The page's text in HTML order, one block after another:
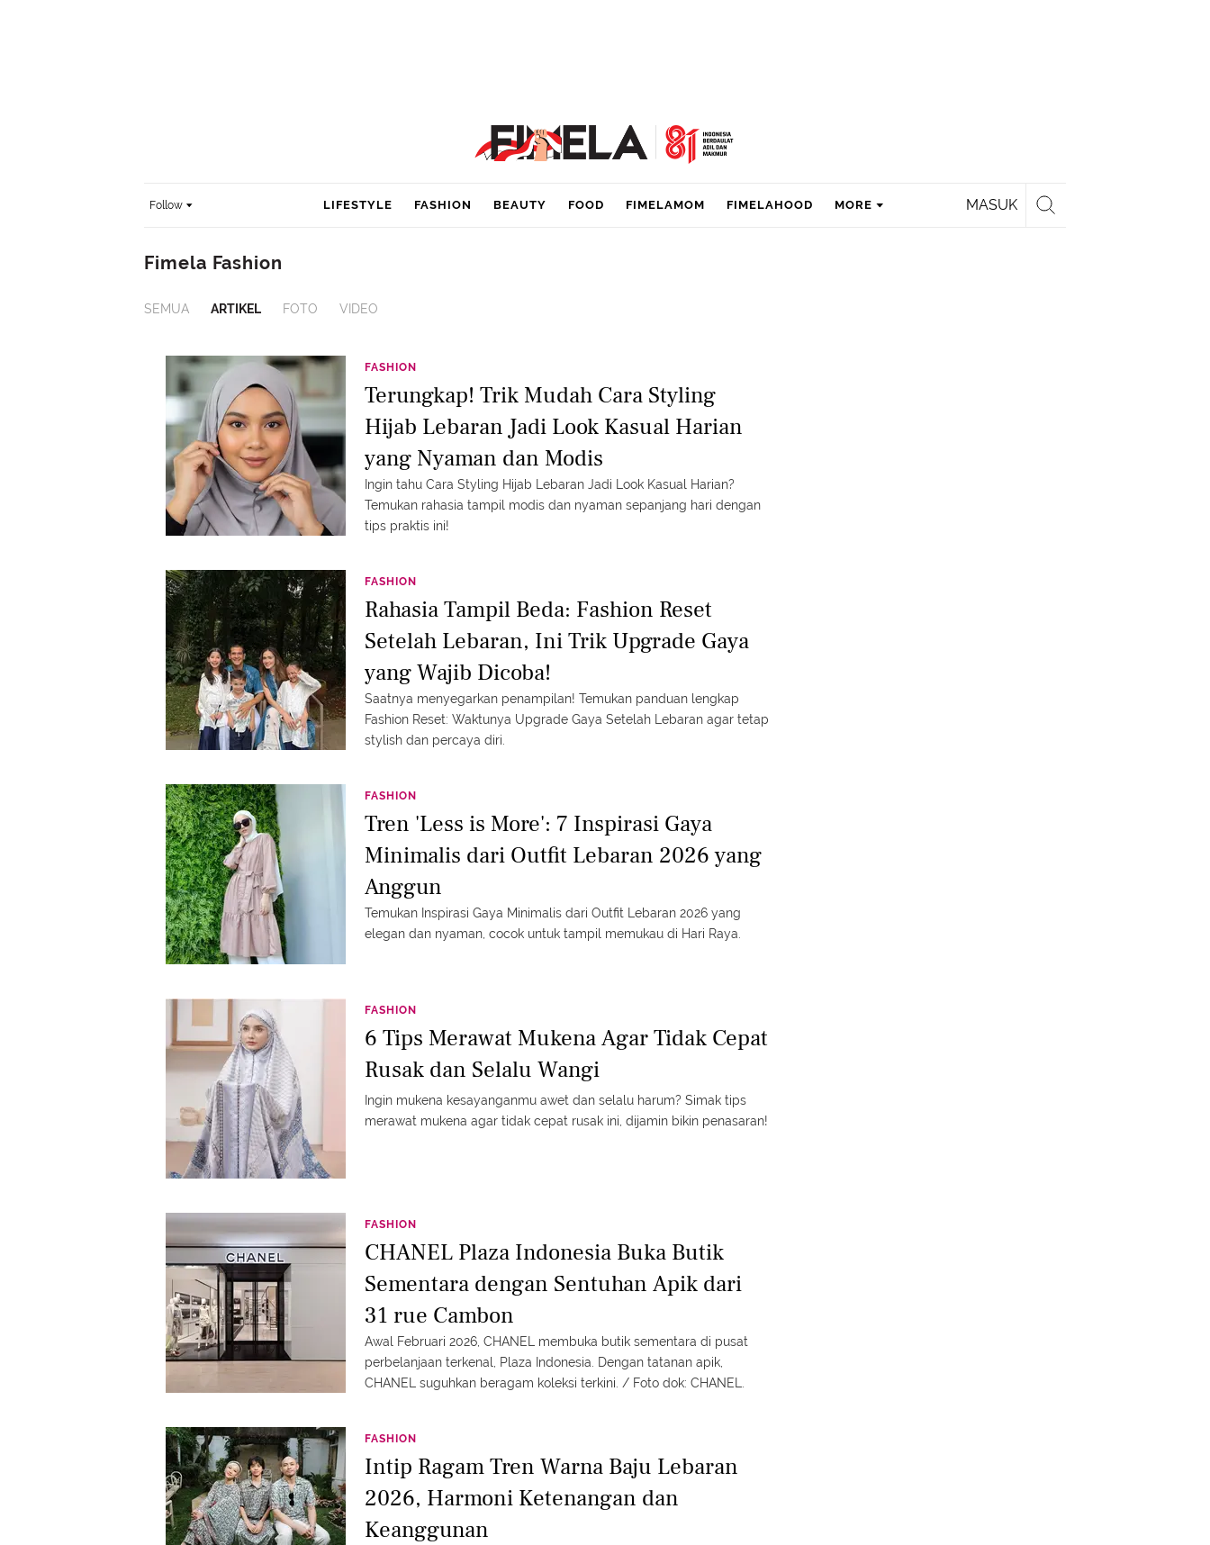
Follow MASUK
LIFESTYLE FASHION BEAUTY FOOD FIMELAMOM FIMELAHOOD MORE
Fimela Fashion
SEMUA ARTIKEL FOTO VIDEO
FASHION
Terungkap! Trik Mudah Cara Styling
Hijab Lebaran Jadi Look Kasual Harian
yang Nyaman dan Modis
Ingin tahu Cara Styling Hijab Lebaran Jadi Look Kasual Harian?
Temukan rahasia tampil modis dan nyaman sepanjang hari dengan
tips praktis ini!
FASHION
Rahasia Tampil Beda: Fashion Reset
Setelah Lebaran, Ini Trik Upgrade Gaya
yang Wajib Dicoba!
Saatnya menyegarkan penampilan! Temukan panduan lengkap
Fashion Reset: Waktunya Upgrade Gaya Setelah Lebaran agar tetap
stylish dan percaya diri.
FASHION
Tren 'Less is More': 7 Inspirasi Gaya
Minimalis dari Outfit Lebaran 2026 yang
Anggun
Temukan Inspirasi Gaya Minimalis dari Outfit Lebaran 2026 yang
elegan dan nyaman, cocok untuk tampil memukau di Hari Raya.
FASHION
6 Tips Merawat Mukena Agar Tidak Cepat
Rusak dan Selalu Wangi
Ingin mukena kesayanganmu awet dan selalu harum? Simak tips
merawat mukena agar tidak cepat rusak ini, dijamin bikin penasaran!
FASHION
CHANEL Plaza Indonesia Buka Butik
Sementara dengan Sentuhan Apik dari
31 rue Cambon
Awal Februari 2026, CHANEL membuka butik sementara di pusat
perbelanjaan terkenal, Plaza Indonesia. Dengan tatanan apik,
CHANEL suguhkan beragam koleksi terkini. / Foto dok: CHANEL.
FASHION
Intip Ragam Tren Warna Baju Lebaran
2026, Harmoni Ketenangan dan
Keanggunan